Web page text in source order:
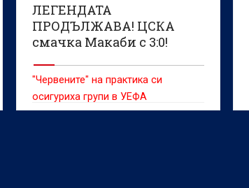
ЛЕГЕНДАТА
ПРОДЪЛЖАВА! ЦСКА
смачка Макаби с 3:0!
"Червените" на практика си
осигуриха групи в УЕФА